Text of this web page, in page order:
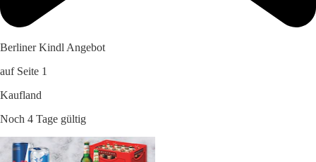
Berliner Kindl Angebot
auf Seite 1
Kaufland
Noch 4 Tage gültig